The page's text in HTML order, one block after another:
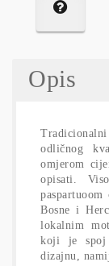
Opis
Tradicionalni
odličnog
omjerom
opisati.
Bosne i
lokalnim
koji je spoj
dizajnu,